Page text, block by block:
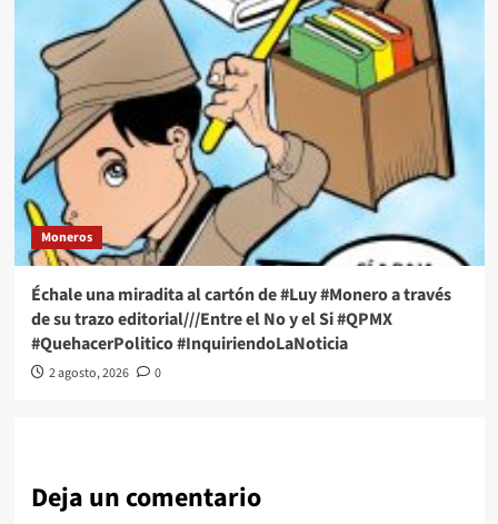
Moneros
Échale una miradita al cartón de #Luy #Monero a través
de su trazo editorial///Entre el No y el Si #QPMX
#QuehacerPolitico #InquiriendoLaNoticia
2 agosto, 2026 0
Deja un comentario